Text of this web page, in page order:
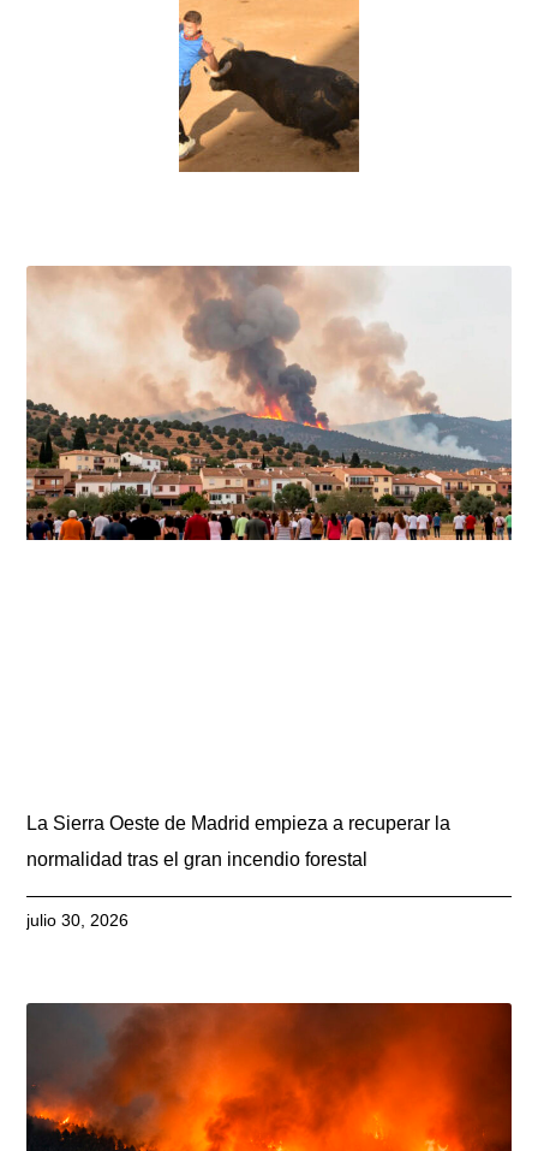
La Sierra Oeste de Madrid empieza a recuperar la
normalidad tras el gran incendio forestal
julio 30, 2026